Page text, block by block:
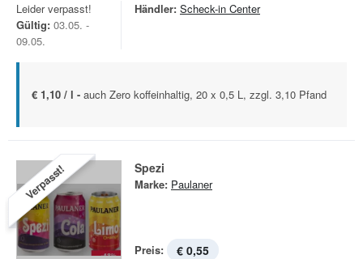
Leider verpasst!
Gültig: 03.05. -
09.05.
Händler: Scheck-in Center
€ 1,10 / l - auch Zero koffeinhaltig, 20 x 0,5 L, zzgl. 3,10 Pfand
Verpasst! Spezi
Marke: Paulaner
Preis: € 0,55